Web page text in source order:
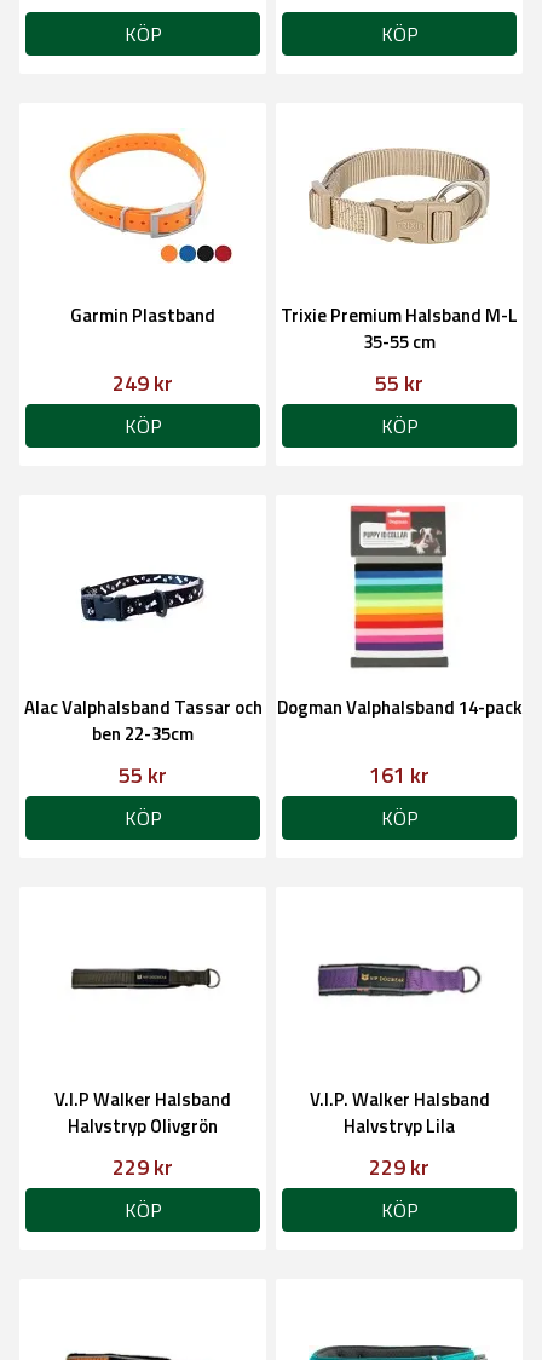
KÖP KÖP
Garmin Plastband
249 kr
KÖP
Trixie Premium Halsband M-L
35-55 cm
55 kr
KÖP
Alac Valphalsband Tassar och
ben 22-35cm
55 kr
KÖP
Dogman Valphalsband 14-pack
161 kr
KÖP
V.I.P Walker Halsband
Halvstryp Olivgrön
229 kr
KÖP
V.I.P. Walker Halsband
Halvstryp Lila
229 kr
KÖP